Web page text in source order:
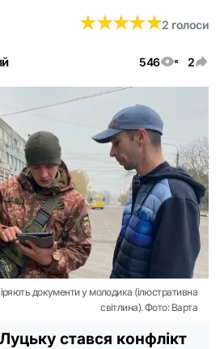
546 2
★★★★★
★★★★★2 голоси
документи у молодика (ілюстративна
світлина). Фото: Варта
стався конфлікт